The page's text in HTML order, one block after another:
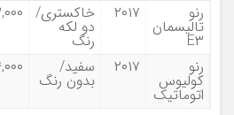
رنو
تالیسمان
E۳
۲۰۱۷ خاکستری/
دو لکه
رنگ
رنو
کولیوس
اتوماتیک
۲۰۱۷ سفید/
بدون رنگ